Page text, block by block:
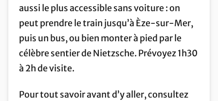
aussi le plus accessible sans voiture : on
peut prendre le train jusqu’à Èze-sur-Mer,
puis un bus, ou bien monter à pied par le
célèbre sentier de Nietzsche. Prévoyez 1h30
à 2h de visite.
Pour tout savoir avant d’y aller, consultez